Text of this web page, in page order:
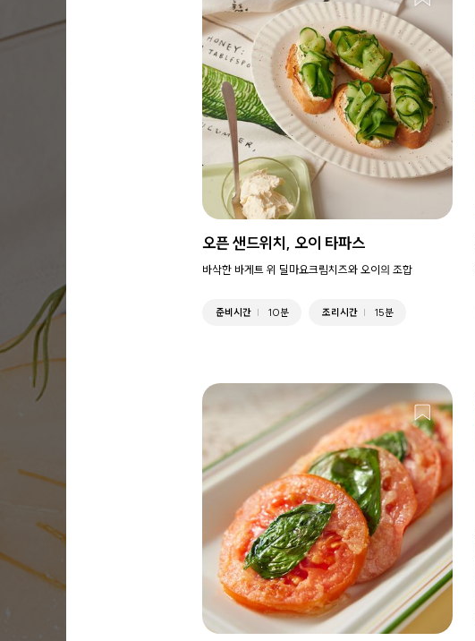
오픈 샌드위치, 오이 타파스
바삭한 바게트 위 딜마요크림치즈와 오이의 조합
준비시간 10분 조리시간 15분